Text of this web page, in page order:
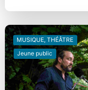
Jeune public
MUSIQUE, THÉÂTRE